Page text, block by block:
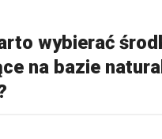
wybierać
na bazie